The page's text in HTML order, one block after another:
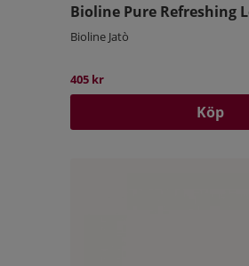
Bioline Pure Refreshing
Bioline Jatò
405 kr
Köp